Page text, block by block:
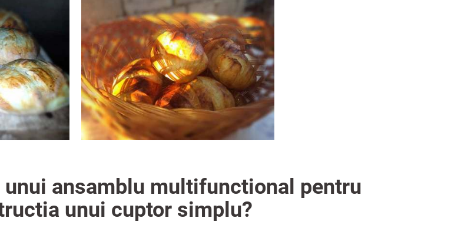
ansamblu multifunctional pentru
unui cuptor simplu?